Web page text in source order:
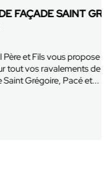
GRÉGOIRE
propose son savoir
de façades
Pacé et...